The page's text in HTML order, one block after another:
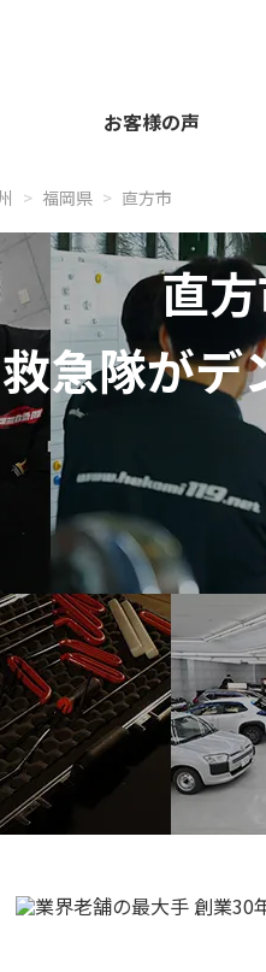
お客様の声
福岡県 直方市
直
急隊がデ